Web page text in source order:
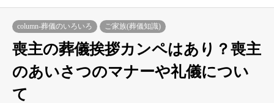
column-葬儀のいろいろ ご家族(葬儀知識)
喪主の葬儀挨拶カンペはあり？喪主
のあいさつのマナーや礼儀につい
て